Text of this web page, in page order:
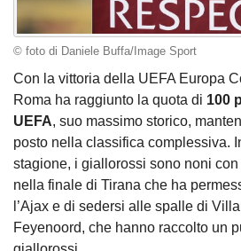
© foto di Daniele Buffa/Image Sport
Con la vittoria della UEFA Europa
Roma ha raggiunto la quota di 100
UEFA, suo massimo storico,
posto nella classifica complessiva.
stagione, i giallorossi sono noni
nella finale di Tirana che ha
l’Ajax e di sedersi alle spalle di
Feyenoord, che hanno raccolto un